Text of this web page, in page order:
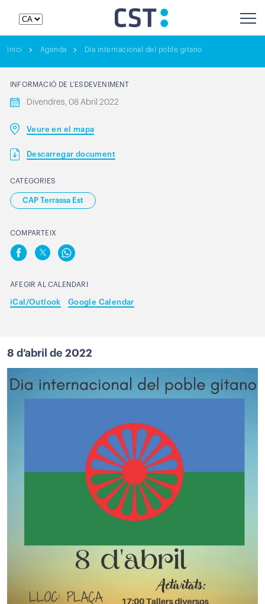
Inici Agenda Dia internacional del poble gitano
INFORMACIÓ DE L’ESDEVENIMENT
Divendres, 08 Abril 2022
Veure en el mapa
Descarregar document
CATEGORIES
CAP Terrassa Est
COMPARTEIX
AFEGIR AL CALENDARI
iCal/Outlook Google Calendar
8 d’abril de 2022